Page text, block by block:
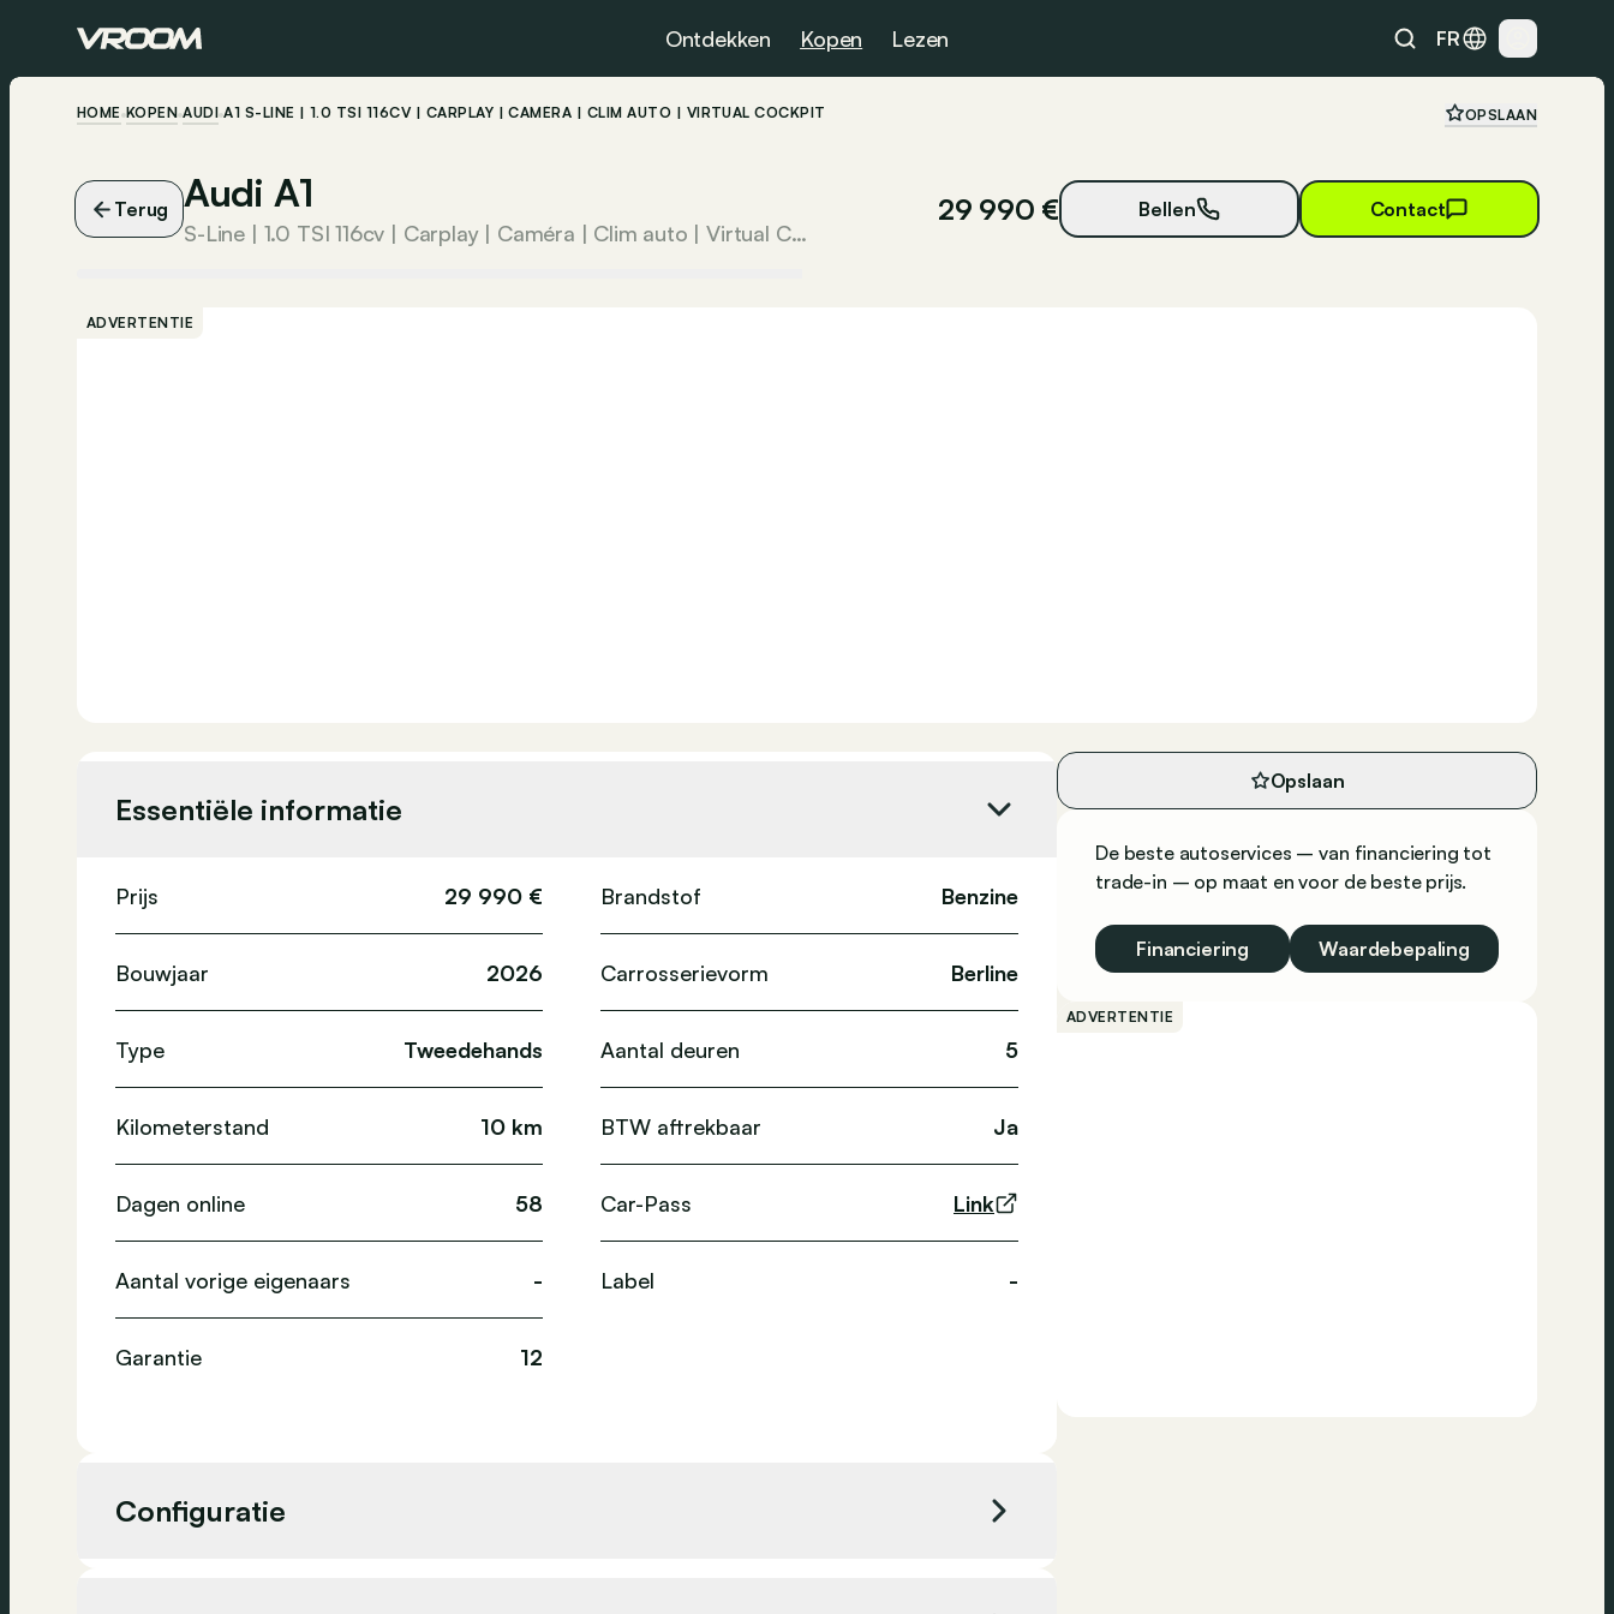
Ontdekken Kopen Lezen FR
HOME KOPEN AUDI A1 S-LINE | 1.0 TSI 116CV | CARPLAY | CAMÉRA | CLIM AUTO | VIRTUAL COCKPIT OPSLAAN
Terug Audi A1
S-Line | 1.0 TSI 116cv | Carplay | Caméra | Clim auto | Virtual Cockpit
29 990 € Bellen
Contact
ADVERTENTIE
Essentiële informatie
Prijs 29 990 €
Bouwjaar 2026
Type Tweedehands
Kilometerstand 10 km
Dagen online 58
Aantal vorige eigenaars -
Garantie 12
Brandstof Benzine
Carrosserievorm Berline
Aantal deuren 5
BTW aftrekbaar Ja
Car-Pass Link
Label -
Configuratie
Opslaan
De beste autoservices – van financiering tot
trade-in – op maat en voor de beste prijs.
Financiering Waardebepaling
ADVERTENTIE